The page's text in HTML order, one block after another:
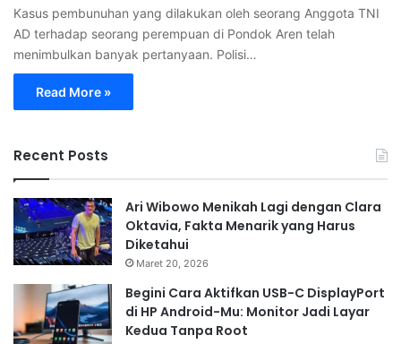
Kasus pembunuhan yang dilakukan oleh seorang Anggota TNI
AD terhadap seorang perempuan di Pondok Aren telah
menimbulkan banyak pertanyaan. Polisi…
Read More »
Recent Posts
Ari Wibowo Menikah Lagi dengan Clara
Oktavia, Fakta Menarik yang Harus
Diketahui
Maret 20, 2026
Begini Cara Aktifkan USB-C DisplayPort
di HP Android-Mu: Monitor Jadi Layar
Kedua Tanpa Root